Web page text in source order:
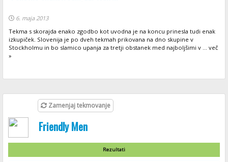
6. maja 2013
Tekma s skorajda enako zgodbo kot uvodna je na koncu prinesla tudi enak
izkupiček. Slovenija je po dveh tekmah prikovana na dno skupine v
Stockholmu in bo slamico upanja za tretji obstanek med najboljšimi v ... več
»
Zamenjaj tekmovanje
Friendly Men
Rezultati